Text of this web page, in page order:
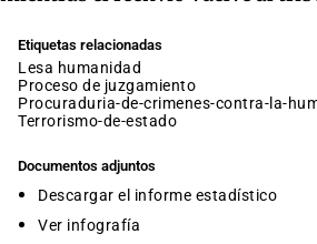
Etiquetas relacionadas
lesa humanidad
proceso de juzgamiento
procuraduria-de-crimenes-contra-la-
terrorismo-de-estado
Documentos adjuntos
Descargar el informe estadístico
Ver infografía